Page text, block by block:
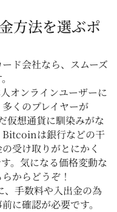
方法を選ぶポ
ド会社なら、スムーズ
オンラインユーザーに
くのプレイヤーが
仮想通貨に馴染みがな
Bitcoinは銀行などの干
受け取りがとにかく
。気になる価格変動な
からどうぞ！
、手数料や入出金の為
に確認が必要です。